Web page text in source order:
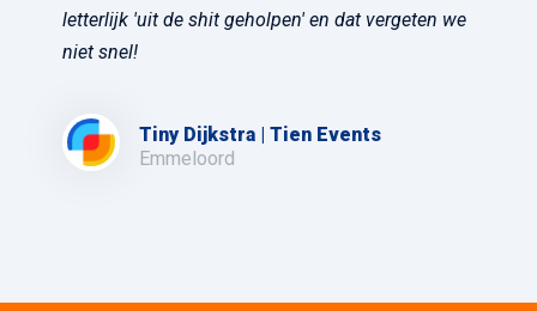
letterlijk 'uit de shit geholpen' en dat vergeten we
niet snel!
Tiny Dijkstra | Tien Events
Emmeloord